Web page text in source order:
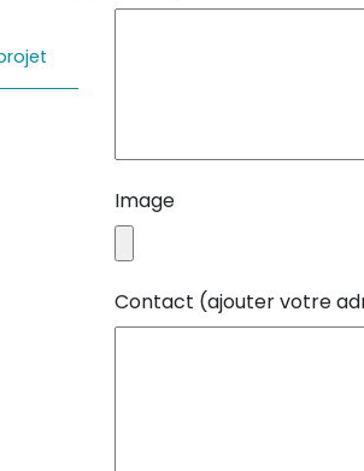
Image
Contact (ajouter votre